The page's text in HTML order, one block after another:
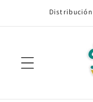
directamente